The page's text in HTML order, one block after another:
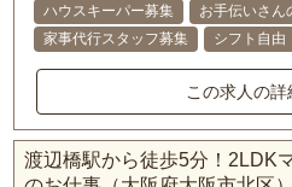
ハウスキーパー募集
お手伝いさん
家事代行スタッフ募集
シフト自由
この求人の詳
渡辺橋駅から徒歩5分！2LDK